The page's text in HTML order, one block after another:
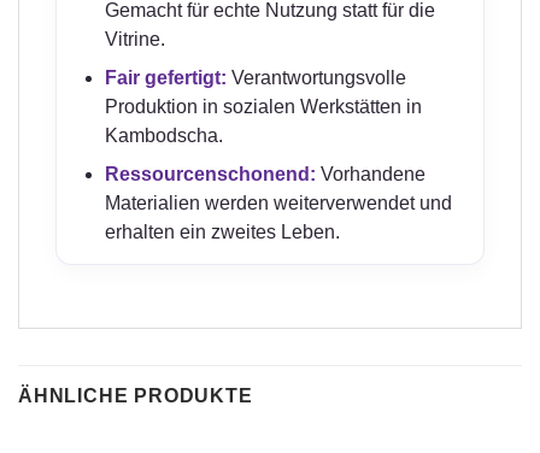
Gemacht für echte Nutzung statt für die
Vitrine.
Fair gefertigt: Verantwortungsvolle
Produktion in sozialen Werkstätten in
Kambodscha.
Ressourcenschonend: Vorhandene
Materialien werden weiterverwendet und
erhalten ein zweites Leben.
ÄHNLICHE PRODUKTE